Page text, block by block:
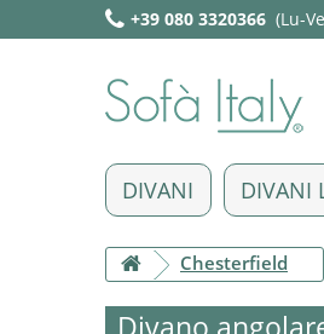
+39 080 3320366 (Lu-
DIVANI DIVANI
Chesterfield